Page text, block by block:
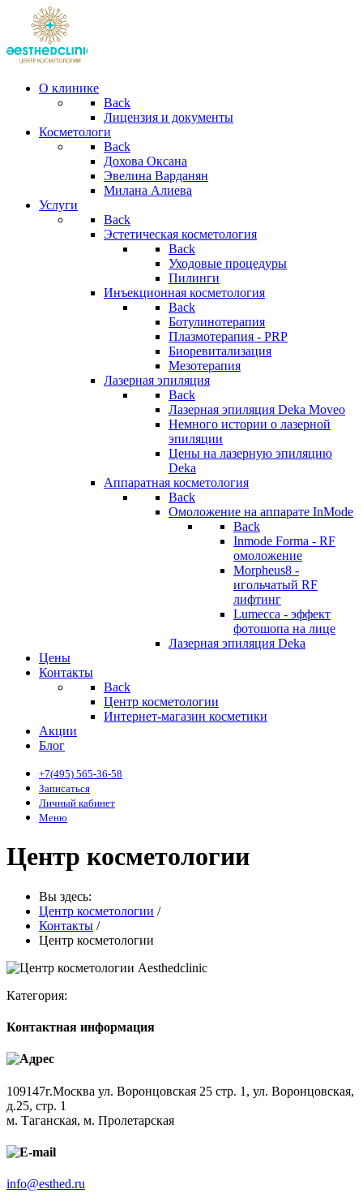
О клинике
Back
Лицензия и документы
Косметологи
Back
Дохова Оксана
Эвелина Варданян
Милана Алиева
Услуги
Back
Эстетическая косметология
Back
Уходовые процедуры
Пилинги
Инъекционная косметология
Back
Ботулинотерапия
Плазмотерапия - PRP
Биоревитализация
Мезотерапия
Лазерная эпиляция
Back
Лазерная эпиляция Deka Moveo
Немного истории о лазерной
эпиляции
Цены на лазерную эпиляцию
Deka
Аппаратная косметология
Back
Омоложение на аппарате InMode
Back
Inmode Forma - RF
омоложение
Morpheus8 -
игольчатый RF
лифтинг
Lumecca - эффект
фотошопа на лице
Лазерная эпиляция Deka
Цены
Контакты
Back
Центр косметологии
Интернет-магазин косметики
Акции
Блог
+7(495) 565-36-58
Записаться
Личный кабинет
Меню
Центр косметологии
Вы здесь:
Центр косметологии /
Контакты /
Центр косметологии
Категория:
Контактная информация
Адрес
109147г.Москва ул. Воронцовская 25 стр. 1 , ул. Воронцовская,
д.25, стр. 1
м. Таганская, м. Пролетарская
E-mail
info@esthed.ru